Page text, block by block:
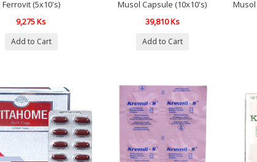
Ferrovit (5x10's)
9,275 Ks
Add to Cart
Musol Capsule (10x10's)
39,810 Ks
Add to Cart
Musol